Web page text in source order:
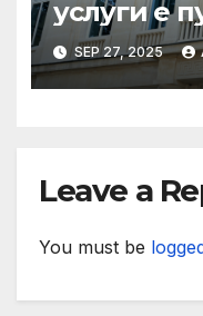
услуги е
SEP 27, 2025
Leave a
You must be